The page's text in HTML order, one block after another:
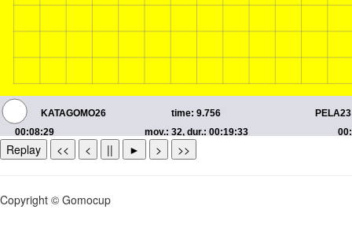
Replay << < || ► > >>
Copyright © Gomocup